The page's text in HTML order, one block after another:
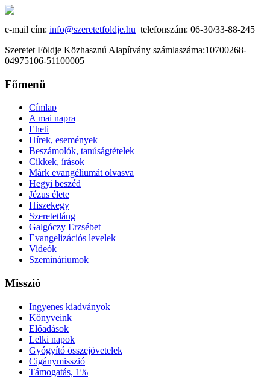
e-mail cím: info@szeretetfoldje.hu telefonszám: 06-30/33-88-245
Szeretet Földje Közhasznú Alapítvány számlaszáma:10700268-
04975106-51100005
Főmenü
Címlap
A mai napra
Eheti
Hírek, események
Beszámolók, tanúságtételek
Cikkek, írások
Márk evangéliumát olvasva
Hegyi beszéd
Jézus élete
Hiszekegy
Szeretetláng
Galgóczy Erzsébet
Evangelizációs levelek
Videók
Szemináriumok
Misszió
Ingyenes kiadványok
Könyveink
Előadások
Lelki napok
Gyógyító összejövetelek
Cigánymisszió
Támogatás, 1%